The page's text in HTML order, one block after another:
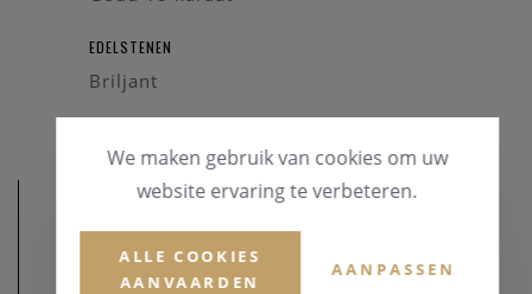
EDELSTENEN
Briljant
We maken gebruik van cookies om uw
website ervaring te verbeteren.
ALLE COOKIES
AANVAARDEN
AANPASSEN